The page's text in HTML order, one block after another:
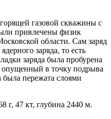
газовой скважины c
привлечены физик
области. Сам заряд
заряда, то есть
заряда была пробурена
опущенный в точку подрыва
была пережата слоями
47 кт, глубина 2440 м.